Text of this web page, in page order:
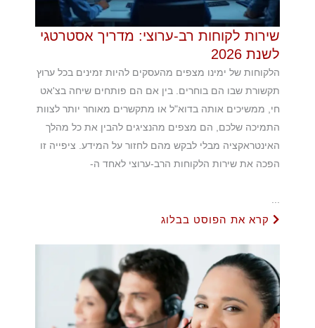
שירות לקוחות רב-ערוצי: מדריך אסטרטגי
לשנת 2026
הלקוחות של ימינו מצפים מהעסקים להיות זמינים בכל ערוץ
תקשורת שבו הם בוחרים. בין אם הם פותחים שיחה בצ'אט
חי, ממשיכים אותה בדוא"ל או מתקשרים מאוחר יותר לצוות
התמיכה שלכם, הם מצפים מהנציגים להבין את כל מהלך
האינטראקציה מבלי לבקש מהם לחזור על המידע. ציפייה זו
הפכה את שירות הלקוחות הרב-ערוצי לאחד ה-
קרא את הפוסט בבלוג